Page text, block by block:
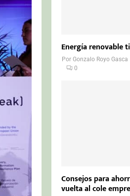
Energía renovable
PorGonzalo Royo Gasca
0
Consejos para
vuelta al cole